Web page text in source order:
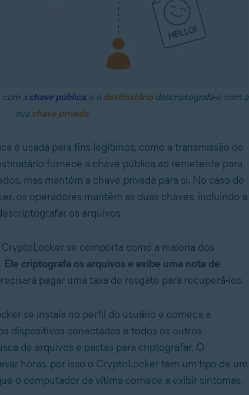
a chave pública, e o destinatário descriptografa-o com a
sua chave privada.
é usada para fins legítimos, como a transmissão de
fornece a chave pública ao remetente para
mas mantém a chave privada para si. No caso de
os operadores mantêm as duas chaves, incluindo a
os arquivos.
se comporta como a maioria dos
. Ele criptografa os arquivos e exibe uma nota de
pagar uma taxa de resgate para recuperá-los.
se instala no perfil do usuário e começa a
dispositivos conectados e todos os outros
de arquivos e pastas para criptografar. O
horas, por isso o CryptoLocker tem um tipo de um
o computador da vítima comece a exibir sintomas.